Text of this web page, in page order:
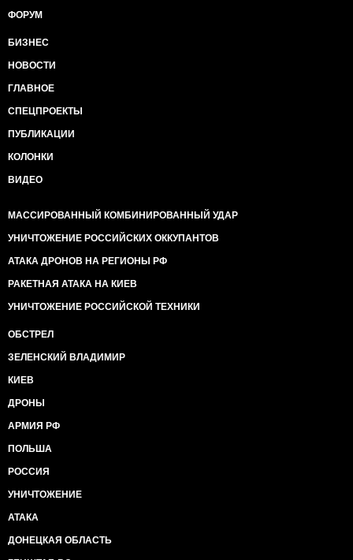
ФОРУМ
БИЗНЕС
НОВОСТИ
ГЛАВНОЕ
СПЕЦПРОЕКТЫ
ПУБЛИКАЦИИ
КОЛОНКИ
ВИДЕО
МАССИРОВАННЫЙ КОМБИНИРОВАННЫЙ УДАР
УНИЧТОЖЕНИЕ РОССИЙСКИХ ОККУПАНТОВ
АТАКА ДРОНОВ НА РЕГИОНЫ РФ
РАКЕТНАЯ АТАКА НА КИЕВ
УНИЧТОЖЕНИЕ РОССИЙСКОЙ ТЕХНИКИ
ОБСТРЕЛ
ЗЕЛЕНСКИЙ ВЛАДИМИР
КИЕВ
ДРОНЫ
АРМИЯ РФ
ПОЛЬША
РОССИЯ
УНИЧТОЖЕНИЕ
АТАКА
ДОНЕЦКАЯ ОБЛАСТЬ